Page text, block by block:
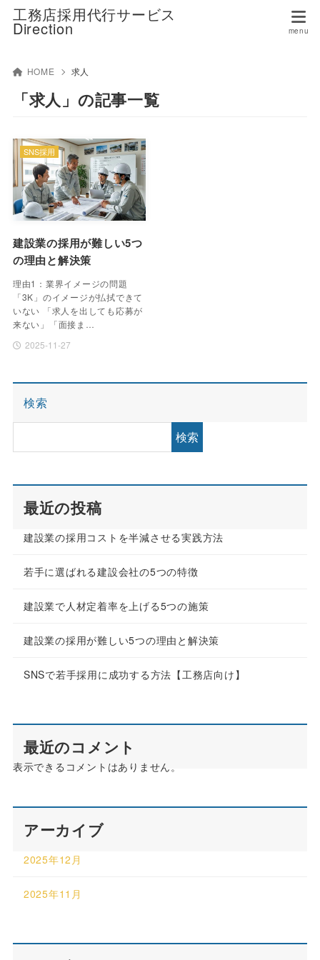
工務店採用代行サービス
Direction
HOME 求人
「求人」の記事一覧
建設業の採用が難しい5つ
の理由と解決策
理由1：業界イメージの問題
「3K」のイメージが払拭できて
いない 「求人を出しても応募が
来ない」「面接ま…
2025-11-27
SNS採用
検索
検索
最近の投稿
建設業の採用コストを半減させる実践方法
若手に選ばれる建設会社の5つの特徴
建設業で人材定着率を上げる5つの施策
建設業の採用が難しい5つの理由と解決策
SNSで若手採用に成功する方法【工務店向け】
最近のコメント
表示できるコメントはありません。
アーカイブ
2025年12月
2025年11月